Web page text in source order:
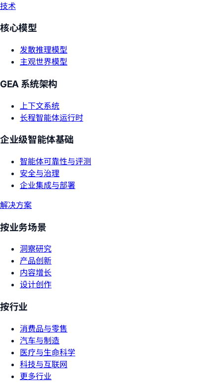
技术
核心模型
发散推理模型
主观世界模型
GEA 系统架构
上下文系统
长程智能体运行时
企业级智能体基础
智能体可靠性与评测
安全与治理
企业集成与部署
解决方案
按业务场景
洞察研究
产品创新
内容增长
设计创作
按行业
消费品与零售
汽车与制造
医疗与生命科学
科技与互联网
更多行业